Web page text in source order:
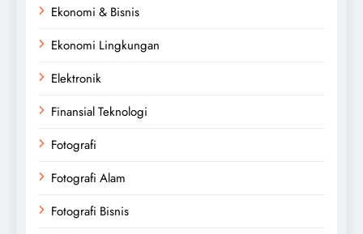
Ekonomi & Bisnis
Ekonomi Lingkungan
Elektronik
Finansial Teknologi
Fotografi
Fotografi Alam
Fotografi Bisnis